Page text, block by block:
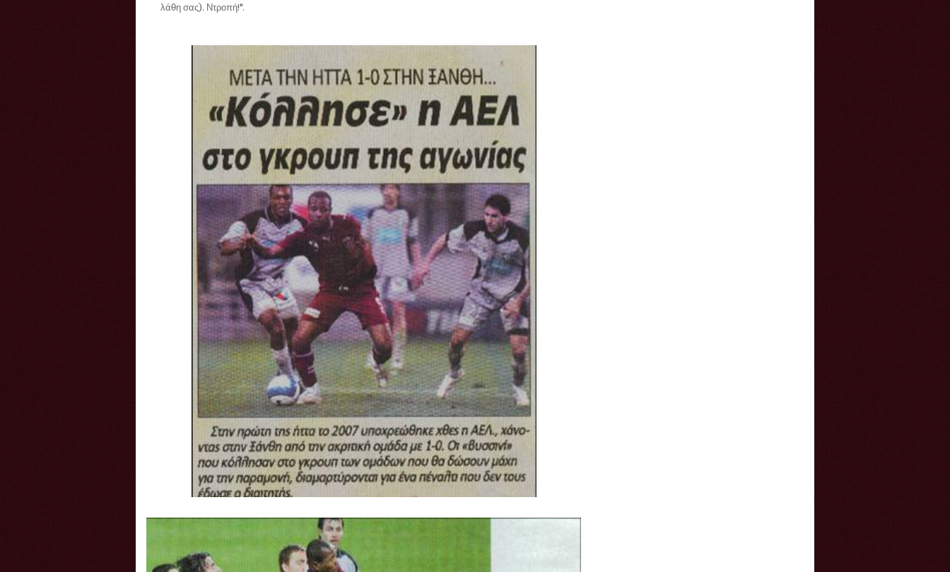
λάθη σας). Ντροπή!".